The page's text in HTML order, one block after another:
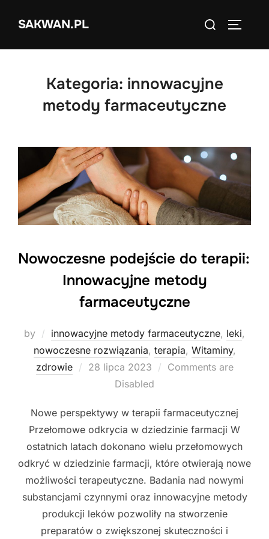
SAKWAN.PL
Search
Kategoria: innowacyjne
metody farmaceutyczne
Nowoczesne podejście do terapii:
Innowacyjne metody
farmaceutyczne
by innowacyjne metody farmaceutyczne, leki,
nowoczesne rozwiązania, terapia, Witaminy,
zdrowie
Posted
28 lipca 2023
Comments are
Disabled
Nowe perspektywy w terapii farmaceutycznej
Przełomowe odkrycia w dziedzinie farmacji W
ostatnich latach dokonano wielu przełomowych
odkryć w dziedzinie farmacji, które otwierają nowe
możliwości terapeutyczne. Badania nad nowymi
substancjami czynnymi oraz innowacyjne metody
produkcji leków pozwoliły na stworzenie
preparatów o zwiększonej skuteczności i